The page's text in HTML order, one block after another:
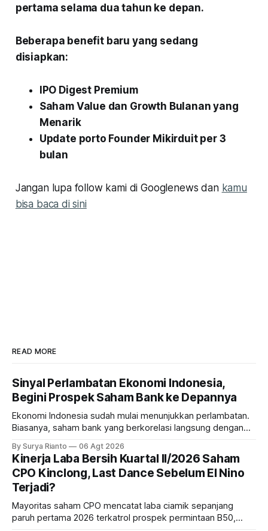
pertama selama dua tahun ke depan.
Beberapa benefit baru yang sedang
disiapkan:
IPO Digest Premium
Saham Value dan Growth Bulanan yang
Menarik
Update porto Founder Mikirduit per 3
bulan
Jangan lupa follow kami di Googlenews dan kamu
bisa baca di sini
READ MORE
Sinyal Perlambatan Ekonomi Indonesia,
Begini Prospek Saham Bank ke Depannya
Ekonomi Indonesia sudah mulai menunjukkan perlambatan.
Biasanya, saham bank yang berkorelasi langsung dengan
bank ke depannya?
By Surya Rianto 06 Agt 2026
Kinerja Laba Bersih Kuartal II/2026 Saham
CPO Kinclong, Last Dance Sebelum El Nino
Terjadi?
Mayoritas saham CPO mencatat laba ciamik sepanjang
paruh pertama 2026 terkatrol prospek permintaan B50,